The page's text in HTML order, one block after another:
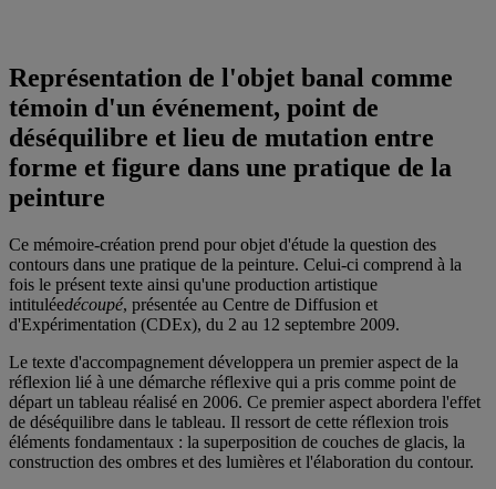
Représentation de l'objet banal comme
témoin d'un événement, point de
déséquilibre et lieu de mutation entre
forme et figure dans une pratique de la
peinture
Ce mémoire-création prend pour objet d'étude la question des
contours dans une pratique de la peinture. Celui-ci comprend à la
fois le présent texte ainsi qu'une production artistique
intituléedécoupé, présentée au Centre de Diffusion et
d'Expérimentation (CDEx), du 2 au 12 septembre 2009.
Le texte d'accompagnement développera un premier aspect de la
réflexion lié à une démarche réflexive qui a pris comme point de
départ un tableau réalisé en 2006. Ce premier aspect abordera l'effet
de déséquilibre dans le tableau. Il ressort de cette réflexion trois
éléments fondamentaux : la superposition de couches de glacis, la
construction des ombres et des lumières et l'élaboration du contour.